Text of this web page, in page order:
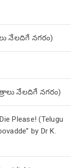
నేలదిగే నగరం)
నేలదిగే నగరం)
Please! (Telugu
by Dr K.